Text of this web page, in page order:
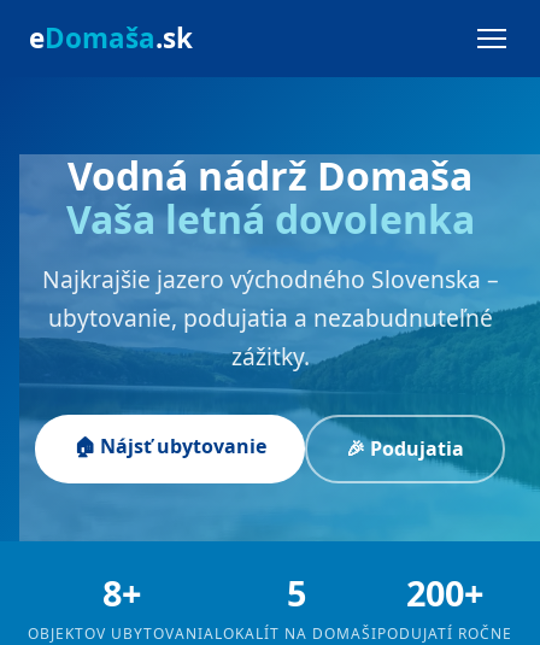
eDomaša.sk
Vodná nádrž Domaša
Vaša letná dovolenka
Najkrajšie jazero východného Slovenska –
ubytovanie, podujatia a nezabudnuteľné
zážitky.
🏠 Nájsť ubytovanie 🎉 Podujatia
8+
OBJEKTOV UBYTOVANIA
5
LOKALÍT NA DOMAŠI
200+
PODUJATÍ ROČNE